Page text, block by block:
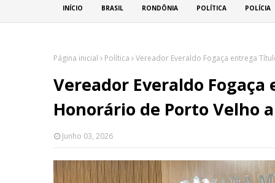
INÍCIO BRASIL RONDÔNIA POLÍTICA POLÍCIA
Página inicial Política Vereador Everaldo Fogaça entrega
Vereador Everaldo
Honorário de Porto Velho
Junho 03, 2026